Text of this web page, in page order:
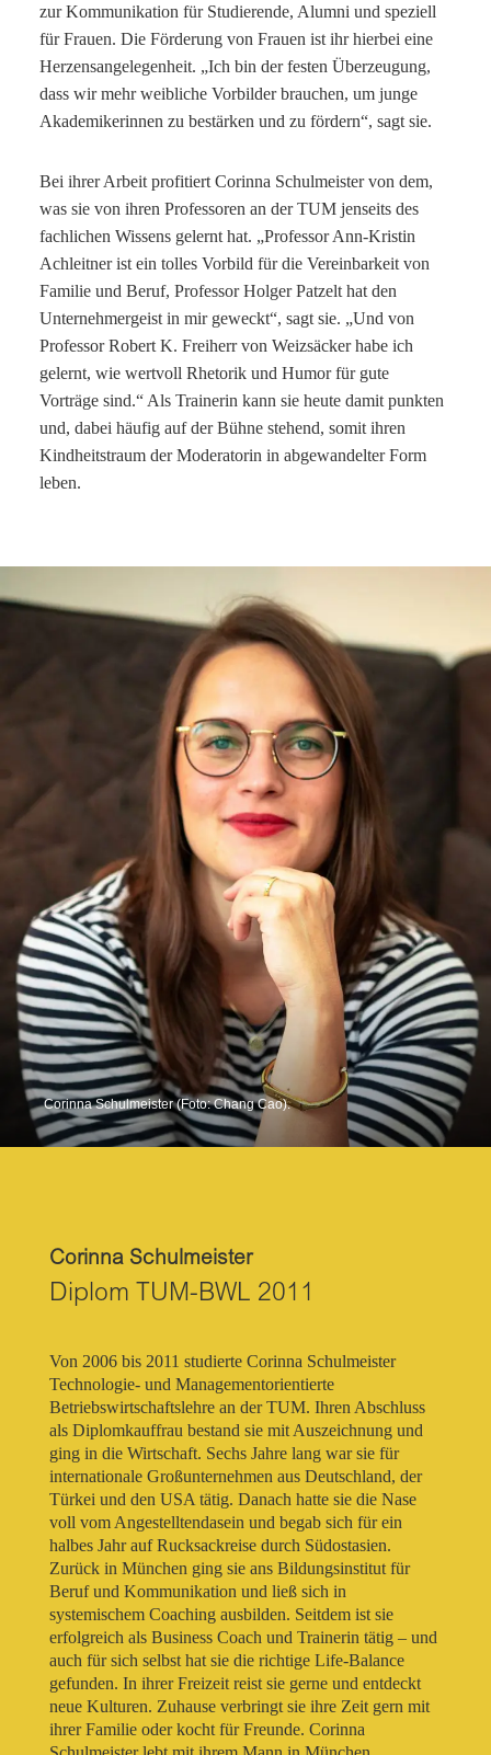
zur Kommunikation für Studierende, Alumni und speziell
für Frauen. Die Förderung von Frauen ist ihr hierbei eine
Herzensangelegenheit. „Ich bin der festen Überzeugung,
dass wir mehr weibliche Vorbilder brauchen, um junge
Akademikerinnen zu bestärken und zu fördern“, sagt sie.
Bei ihrer Arbeit profitiert Corinna Schulmeister von dem,
was sie von ihren Professoren an der TUM jenseits des
fachlichen Wissens gelernt hat. „Professor Ann-Kristin
Achleitner ist ein tolles Vorbild für die Vereinbarkeit von
Familie und Beruf, Professor Holger Patzelt hat den
Unternehmergeist in mir geweckt“, sagt sie. „Und von
Professor Robert K. Freiherr von Weizsäcker habe ich
gelernt, wie wertvoll Rhetorik und Humor für gute
Vorträge sind.“ Als Trainerin kann sie heute damit punkten
und, dabei häufig auf der Bühne stehend, somit ihren
Kindheitstraum der Moderatorin in abgewandelter Form
leben.
Corinna Schulmeister (Foto: Chang Cao).
Corinna Schulmeister
Diplom TUM-BWL 2011
Von 2006 bis 2011 studierte Corinna Schulmeister
Technologie- und Managementorientierte
Betriebswirtschaftslehre an der TUM. Ihren Abschluss
als Diplomkauffrau bestand sie mit Auszeichnung und
ging in die Wirtschaft. Sechs Jahre lang war sie für
internationale Großunternehmen aus Deutschland, der
Türkei und den USA tätig. Danach hatte sie die Nase
voll vom Angestelltendasein und begab sich für ein
halbes Jahr auf Rucksackreise durch Südostasien.
Zurück in München ging sie ans Bildungsinstitut für
Beruf und Kommunikation und ließ sich in
systemischem Coaching ausbilden. Seitdem ist sie
erfolgreich als Business Coach und Trainerin tätig – und
auch für sich selbst hat sie die richtige Life-Balance
gefunden. In ihrer Freizeit reist sie gerne und entdeckt
neue Kulturen. Zuhause verbringt sie ihre Zeit gern mit
ihrer Familie oder kocht für Freunde. Corinna